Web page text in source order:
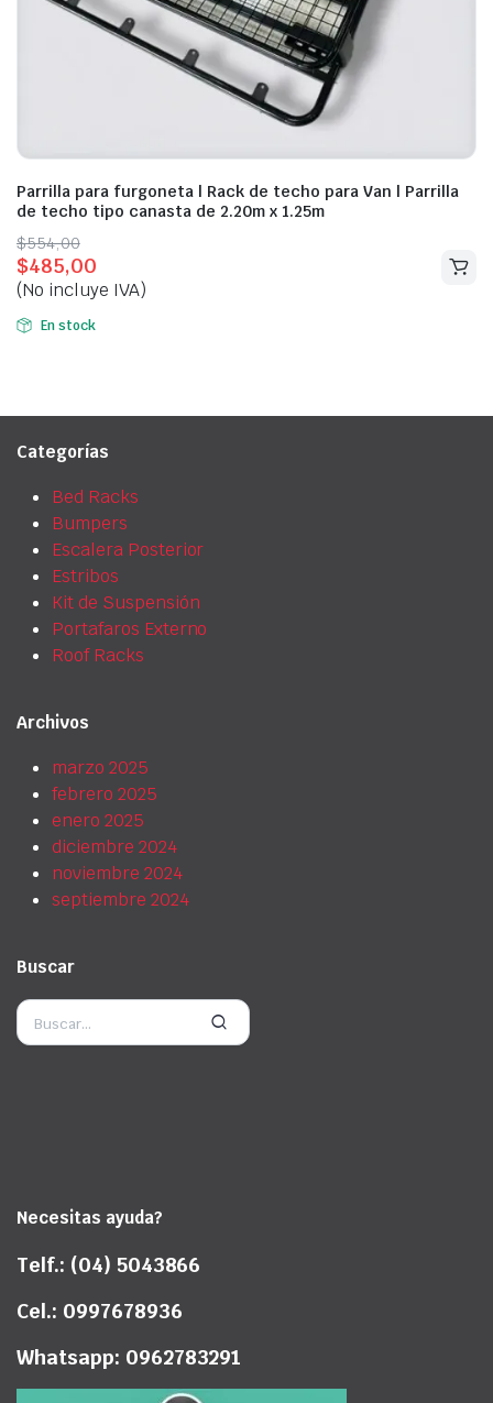
Parrilla para furgoneta | Rack de techo para Van | Parrilla
de techo tipo canasta de 2.20m x 1.25m
$554,00
Original
price
was:
$554,00.
$485,00
Current
price
is:
$485,00.
(No incluye IVA)
En stock
Categorías
Bed Racks
Bumpers
Escalera Posterior
Estribos
Kit de Suspensión
Portafaros Externo
Roof Racks
Archivos
marzo 2025
febrero 2025
enero 2025
diciembre 2024
noviembre 2024
septiembre 2024
Buscar
Necesitas ayuda?
Telf.: (04) 5043866
Cel.: 0997678936
Whatsapp: 0962783291